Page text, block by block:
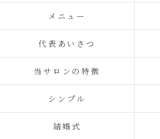
メニュー
代表あいさつ
当サロンの特徴
シンプル
結婚式